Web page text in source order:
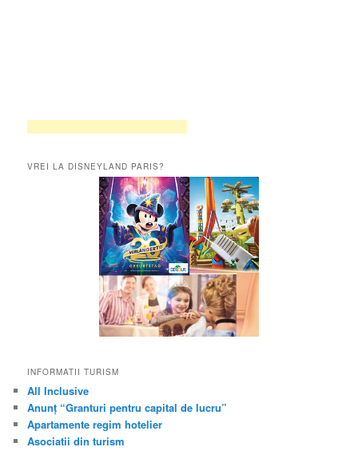
VREI LA DISNEYLAND PARIS?
INFORMATII TURISM
All Inclusive
Anunț “Granturi pentru capital de lucru”
Apartamente regim hotelier
Asociatii din turism